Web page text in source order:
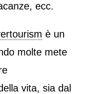
ecc.
è un
molte mete
vita, sia dal